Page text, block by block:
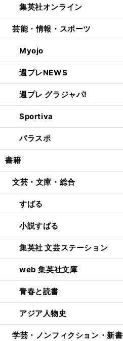
集英社オンライン
芸能・情報・スポーツ
Myojo
週プレNEWS
週プレ グラジャパ!
Sportiva
パラスポ
書籍
文芸・文庫・総合
すばる
小説すばる
集英社 文芸ステーション
web 集英社文庫
青春と読書
アジア人物史
学芸・ノンフィクション・新書